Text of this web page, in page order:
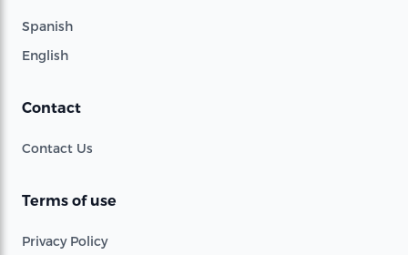
Spanish
English
Contact
Contact Us
Terms of use
Privacy Policy